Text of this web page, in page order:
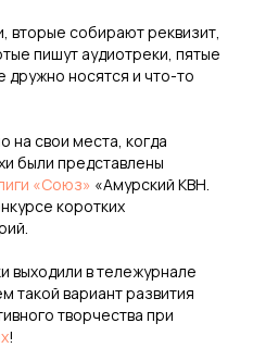
вторые собирают реквизит,
пишут аудиотреки, пятые
дружно носятся и что-то
на свои места, когда
были представлены
«Союз» «Амурский КВН.
коротких
выходили в тележурнале
такой вариант развития
творчества при
!